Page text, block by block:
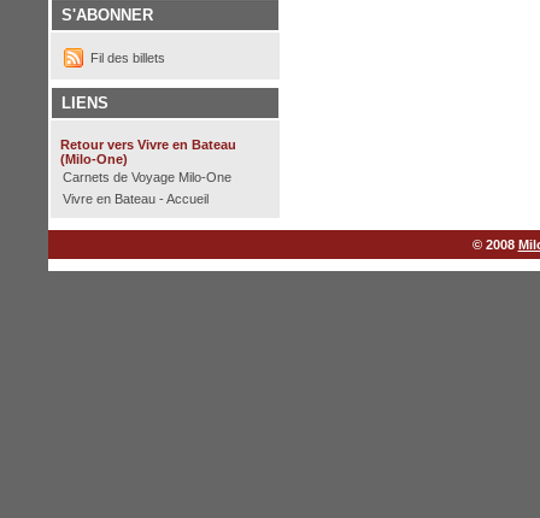
S'ABONNER
Fil des billets
LIENS
Retour vers Vivre en Bateau
(Milo-One)
Carnets de Voyage Milo-One
Vivre en Bateau - Accueil
© 2008